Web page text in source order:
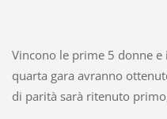
Vincono le prime 5 donne
quarta gara avranno
di parità sarà ritenuto